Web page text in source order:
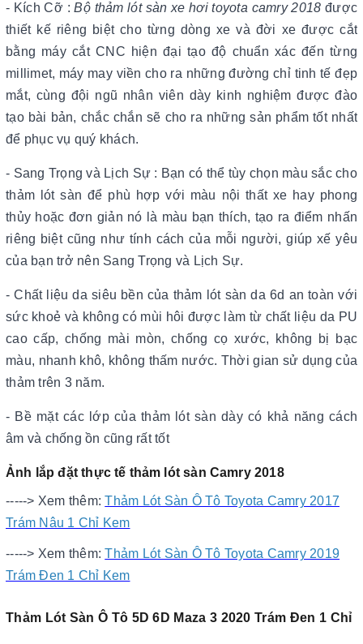
- Kích Cỡ :Bộ thảm lót sàn xe hơi toyota camry 2018được
thiết kế riêng biệt cho từng dòng xe và đời xe được cắt
bằng máy cắt CNC hiện đại tạo độ chuẩn xác đến từng
millimet, máy may viền cho ra những đường chỉ tinh tế đẹp
mắt, cùng đội ngũ nhân viên dày kinh nghiệm được đào
tạo bài bản, chắc chắn sẽ cho ra những sản phẩm tốt nhất
để phục vụ quý khách.
- Sang Trọng và Lịch Sự : Bạn có thể tùy chọn màu sắc cho
thảm lót sàn để phù hợp với màu nội thất xe hay phong
thủy hoặc đơn giản nó là màu bạn thích, tạo ra điểm nhấn
riêng biệt cũng như tính cách của mỗi người, giúp xế yêu
của bạn trở nên Sang Trọng và Lịch Sự.
- Chất liệu da siêu bền của thảm lót sàn da 6d an toàn với
sức khoẻ và không có mùi hôi được làm từ chất liệu da PU
cao cấp, chống mài mòn, chống cọ xước, không bị bạc
màu, nhanh khô, không thấm nước. Thời gian sử dụng của
thảm trên 3 năm.
- Bề mặt các lớp của thảm lót sàn dày có khả năng cách
âm và chống ồn cũng rất tốt
Ảnh lắp đặt thực tế thảm lót sàn Camry 2018
-----> Xem thêm:Thảm Lót Sàn Ô Tô Toyota Camry 2017
Trám Nâu 1 Chỉ Kem
-----> Xem thêm:Thảm Lót Sàn Ô Tô Toyota Camry 2019
Trám Đen 1 Chỉ Kem
Thảm Lót Sàn Ô Tô 5D 6D Maza 3 2020 Trám Đen 1 Chỉ